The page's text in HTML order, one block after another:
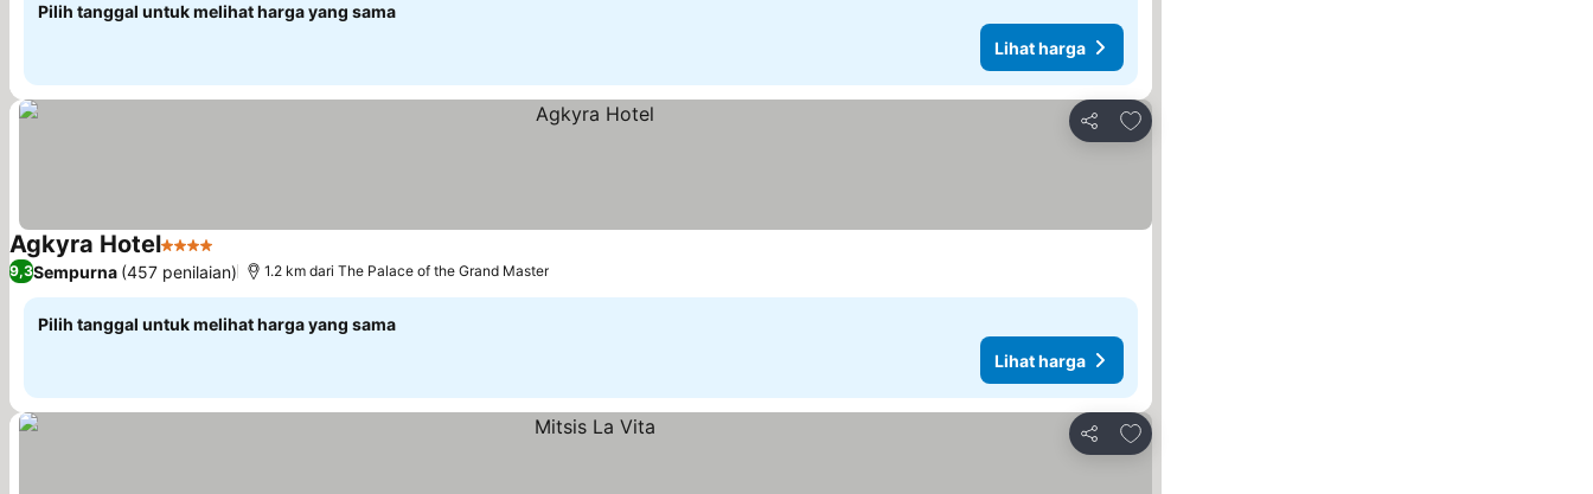
Pilih tanggal untuk melihat harga yang sama
Lihat harga
Bagikan
Tambahkan ke favorit
Agkyra Hotel4 BintangLihat harga
9,3Sempurna (457 penilaian) 1.2 km dari The Palace of the Grand Master
Pilih tanggal untuk melihat harga yang sama
Lihat harga
Bagikan
Tambahkan ke favorit